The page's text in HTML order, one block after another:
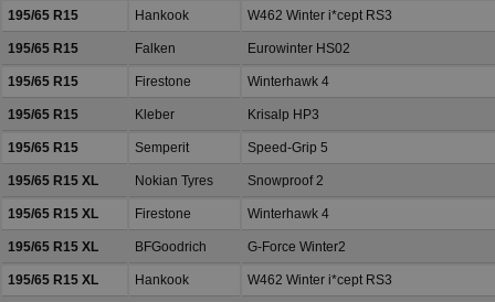
195/65 R15 Hankook W462 Winter i*cept RS3
195/65 R15 Falken Eurowinter HS02
195/65 R15 Firestone Winterhawk 4
195/65 R15 Kleber Krisalp HP3
195/65 R15 Semperit Speed-Grip 5
195/65 R15 XL Nokian Tyres Snowproof 2
195/65 R15 XL Firestone Winterhawk 4
195/65 R15 XL BFGoodrich G-Force Winter2
195/65 R15 XL Hankook W462 Winter i*cept RS3